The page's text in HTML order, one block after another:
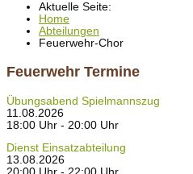
Aktuelle Seite:
Home
Abteilungen
Feuerwehr-Chor
Feuerwehr Termine
Übungsabend Spielmannszug
11.08.2026
18:00 Uhr - 20:00 Uhr
Dienst Einsatzabteilung
13.08.2026